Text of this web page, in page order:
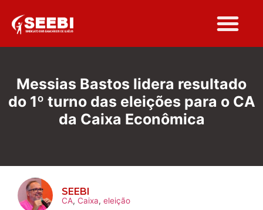
Messias Bastos lidera resultado
do 1º turno das eleições para o CA
da Caixa Econômica
SEEBI
CA, Caixa, eleição